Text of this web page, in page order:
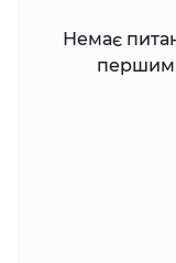
Немає
першим